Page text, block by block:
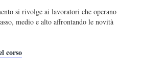
si rivolge ai lavoratori che operano
medio e alto affrontando le novità
corso